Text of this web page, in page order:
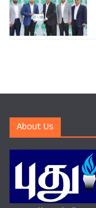
About Us